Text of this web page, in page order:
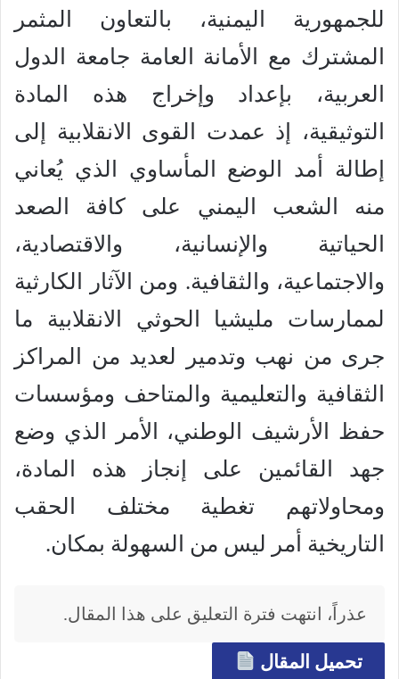
للجمهورية اليمنية، بالتعاون المثمر
المشترك مع الأمانة العامة جامعة الدول
العربية، بإعداد وإخراج هذه المادة
التوثيقية، إذ عمدت القوى الانقلابية إلى
إطالة أمد الوضع المأساوي الذي يُعاني
منه الشعب اليمني على كافة الصعد
الحياتية والإنسانية، والاقتصادية،
والاجتماعية، والثقافية. ومن الآثار الكارثية
لممارسات مليشيا الحوثي الانقلابية ما
جرى من نهب وتدمير لعديد من المراكز
الثقافية والتعليمية والمتاحف ومؤسسات
حفظ الأرشيف الوطني، الأمر الذي وضع
جهد القائمين على إنجاز هذه المادة،
ومحاولاتهم تغطية مختلف الحقب
التاريخية أمر ليس من السهولة بمكان.
عذراً، انتهت فترة التعليق على هذا المقال.
تحميل المقال